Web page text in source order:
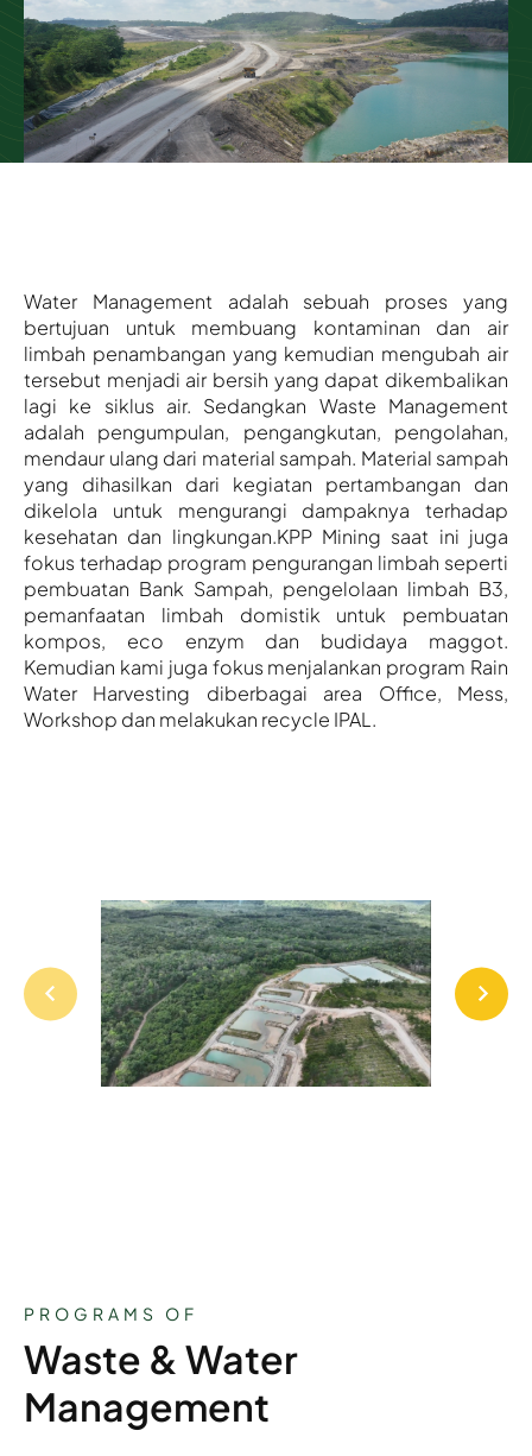
Water Management adalah sebuah proses yang
bertujuan untuk membuang kontaminan dan air
limbah penambangan yang kemudian mengubah air
tersebut menjadi air bersih yang dapat dikembalikan
lagi ke siklus air. Sedangkan Waste Management
adalah pengumpulan, pengangkutan, pengolahan,
mendaur ulang dari material sampah. Material sampah
yang dihasilkan dari kegiatan pertambangan dan
dikelola untuk mengurangi dampaknya terhadap
kesehatan dan lingkungan.KPP Mining saat ini juga
fokus terhadap program pengurangan limbah seperti
pembuatan Bank Sampah, pengelolaan limbah B3,
pemanfaatan limbah domistik untuk pembuatan
kompos, eco enzym dan budidaya maggot.
Kemudian kami juga fokus menjalankan program Rain
Water Harvesting diberbagai area Office, Mess,
Workshop dan melakukan recycle IPAL.
PROGRAMS OF
Waste & Water
Management